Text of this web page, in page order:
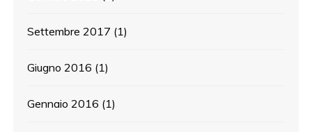
Settembre 2017 (1)
Giugno 2016 (1)
Gennaio 2016 (1)